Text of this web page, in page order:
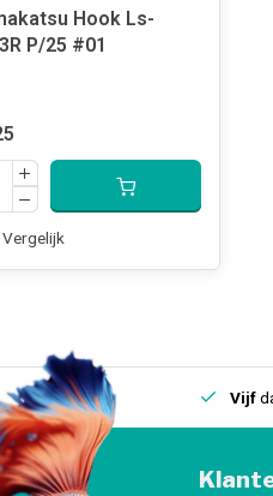
Hook Ls-
P/25 #01
Vergelijk
winkelin IJmuiden Vijf